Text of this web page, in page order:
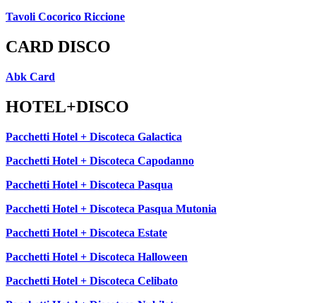
Tavoli Cocorico Riccione
CARD DISCO
Abk Card
HOTEL+DISCO
Pacchetti Hotel + Discoteca Galactica
Pacchetti Hotel + Discoteca Capodanno
Pacchetti Hotel + Discoteca Pasqua
Pacchetti Hotel + Discoteca Pasqua Mutonia
Pacchetti Hotel + Discoteca Estate
Pacchetti Hotel + Discoteca Halloween
Pacchetti Hotel + Discoteca Celibato